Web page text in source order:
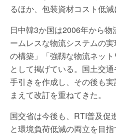
るほか、包装資材コスト低減
日中韓3か国は2006年から
ームレスな物流システムの
の構築」「強靱な物流ネッ
として掲げている。国土交
手引きを作成し、その後も
まえて改訂を重ねてきた。
国交省は今後も、RTI普及促
と環境負荷低減の両立を目指